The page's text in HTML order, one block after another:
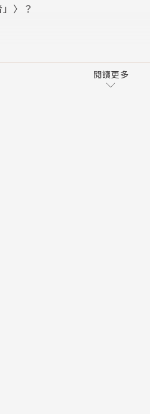
〉？
，好像哪裡不對勁？)
他們溫暖的內心才行！
雞的養雞場。
備森嚴、銅牆鐵壁、地板有警
閱讀更多